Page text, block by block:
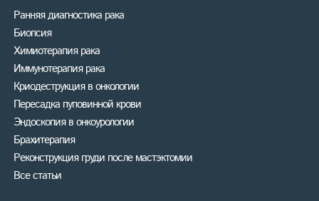
Ранняя диагностика рака
Биопсия
Химиотерапия рака
Иммунотерапия рака
Криодеструкция в онкологии
Пересадка пуповинной крови
Эндоскопия в онкоурологии
Брахитерапия
Реконструкция груди после мастэктомии
Все статьи